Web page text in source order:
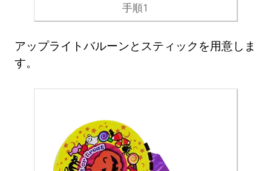
手順1
アップライトバルーンとスティックを用意しま
す。